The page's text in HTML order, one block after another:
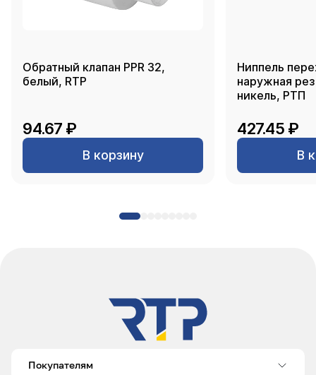
Обратный клапан PPR 32,
белый, RTP
94.67 ₽
В корзину
Ниппель
наружная
никель, РТП
427.45 ₽
В
Покупателям